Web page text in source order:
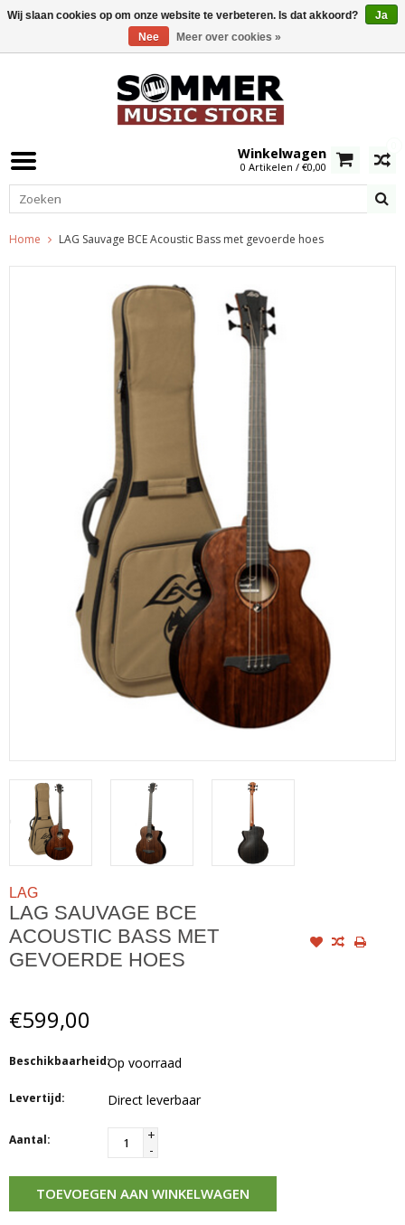
Winkelwagen
0 Artikelen / €0,00
Home LAG Sauvage BCE Acoustic Bass met gevoerde hoes
LAG
LAG SAUVAGE BCE
ACOUSTIC BASS MET
GEVOERDE HOES
€599,00
Beschikbaarheid:Op voorraad
Levertijd: Direct leverbaar
Aantal:
+
-
TOEVOEGEN AAN WINKELWAGEN
Wij slaan cookies op om onze website te verbeteren. Is dat akkoord?
Ja
Nee
Meer over cookies »